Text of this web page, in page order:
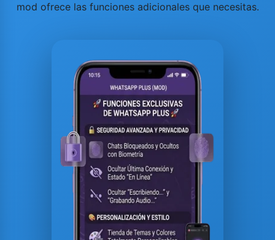
mod ofrece las funciones adicionales que necesitas.